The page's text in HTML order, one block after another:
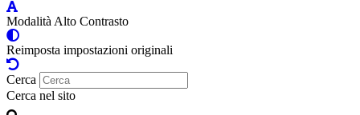
Modalità Alto Contrasto
Reimposta impostazioni originali
Cerca
Cerca nel sito